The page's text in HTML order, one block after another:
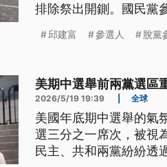
排除祭出開鍘。國民黨
邱建富 參選人 脫黨
美期中選舉前兩黨選區
2026/5/19 19:39 全球
美國年底期中選舉的氣
選三分之一席次，被視
民主、共和兩黨紛紛透